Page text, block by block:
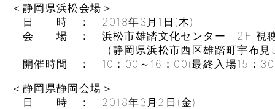
＜静岡県浜松会場＞
日 時 ： 2018年3月1日(木)
会 場 ： 浜松市雄踏文化センター 2F 視聴
（静岡県浜松市西区雄踏町宇布見
開催時間 ： 10：00～16：00(最終入場15：
＜静岡県静岡会場＞
日 時 ： 2018年3月2日(金)